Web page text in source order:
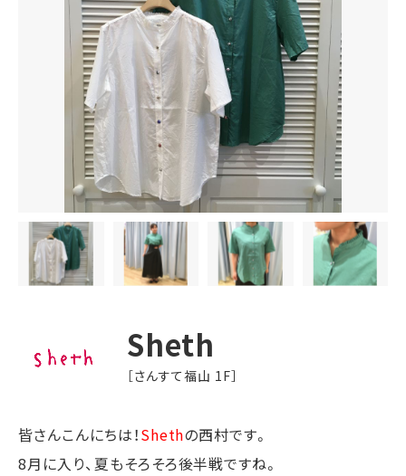
Sheth
［さんすて福山 1F］
皆さんこんにちは！Shethの西村です。
8月に入り、夏もそろそろ後半戦ですね。